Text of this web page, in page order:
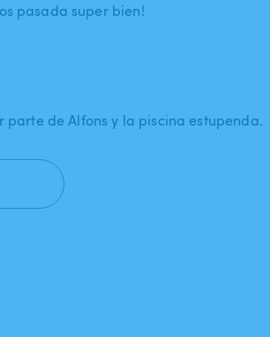
pasada super bien!
de Alfons y la piscina estupenda.